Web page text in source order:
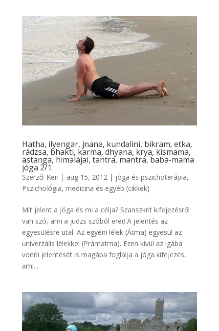
Hatha, ilyengar, jnana, kundalini, bikram, etka,
rádzsa, bhakti, karma, dhyana, krya, kismama,
astanga, himalájai, tantra, mantra, baba-mama
jóga 2/1
Szerző: Keri | aug 15, 2012| jóga és pszichoterápia,
Pszichológia, medicina és egyéb (cikkek)
Mit jelent a jóga és mi a célja? Szanszkrit kifejezésről
van szó, ami a judzs szóból ered.A jelentés az
egyesülésre utal. Az egyéni lélek (Átma) egyesül az
univerzális lélekkel (Prámatma). Ezen kívül az igába
vonni jelentését is magába foglalja a jóga kifejezés,
ami...